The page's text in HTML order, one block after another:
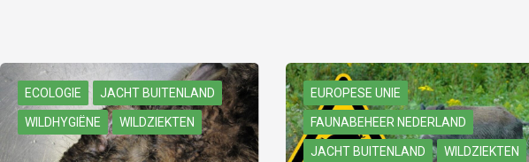
ECOLOGIE JACHT BUITENLAND
WILDHYGIËNE WILDZIEKTEN
EUROPESE UNIE
FAUNABEHEER NEDERLAND
JACHT BUITENLAND WILDZIEKTEN